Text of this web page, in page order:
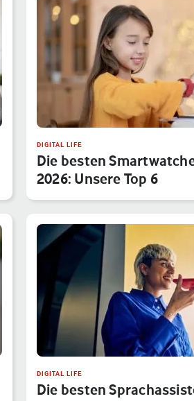
DIGITAL LIFE
Die besten
2026: Unsere Top 6
DIGITAL LIFE
Die besten